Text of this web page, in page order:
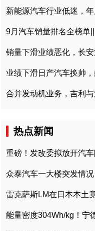
新能源汽车行业低迷，
9月汽车销量排名全榜单
业绩下滑日产汽车换帅
热点新闻
众泰汽车一大楼突发情况